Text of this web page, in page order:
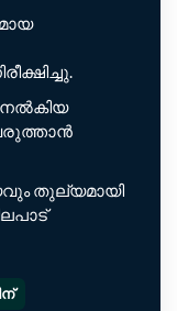
നൽകിയ
തുല്യമായി